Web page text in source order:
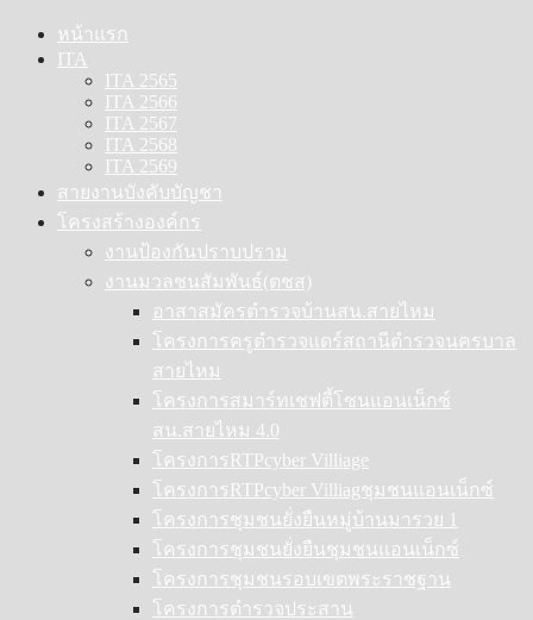
Skip
content
หน้าแรก
ITA
ITA 2565
ITA 2566
ITA 2567
ITA 2568
ITA 2569
สายงานบังคับบัญชา
โครงสร้างองค์กร
งานป้องกันปราบปราม
งานมวลชนสัมพันธ์(ตชส)
อาสาสมัครตำรวจบ้านสน.สายไหม
โครงการครูตำรวจแดร์สถานีตำรวจนครบาล
สายไหม
โครงการสมาร์ทเชฟตี้โซนแอนเน็กซ์
สน.สายไหม 4.0
โครงการRTPcyber Villiage
โครงการRTPcyber Villiagชุมชนแอนเน็กซ์
โครงการชุมชนยั่งยืนหมู่บ้านมารวย 1
โครงการชุมชนยั่งยืนชุมชนแอนเน็กซ์
โครงการชุมชนรอบเขตพระราชฐาน
โครงการตำรวจประสาน